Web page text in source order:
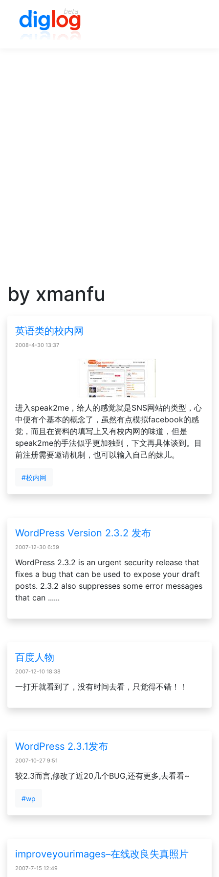
by xmanfu
英语类的校内网
2008-4-30 13:37
进入speak2me，给人的感觉就是SNS网站的类型，心
中便有个基本的概念了，虽然有点模拟facebook的感
觉，而且在资料的填写上又有校内网的味道，但是
speak2me的手法似乎更加独到，下文再具体谈到。目
前注册需要邀请机制，也可以输入自己的妹儿。
#校内网
WordPress Version 2.3.2 发布
2007-12-30 6:59
WordPress 2.3.2 is an urgent security release that
fixes a bug that can be used to expose your draft
posts. 2.3.2 also suppresses some error messages
that can ......
百度人物
2007-12-10 18:38
一打开就看到了，没有时间去看，只觉得不错！！
WordPress 2.3.1发布
2007-10-27 9:51
较2.3而言,修改了近20几个BUG,还有更多,去看看~
#wp
improveyourimages–在线改良失真照片
2007-7-15 12:49